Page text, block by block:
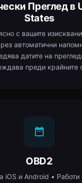
Преглед в
States
с вашите
автоматични
датите на
преди крайните
OBD2
iOS и Android •